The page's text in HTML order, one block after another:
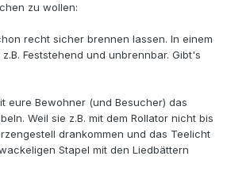
zu wollen:
recht sicher brennen lassen. In einem
Feststehend und unbrennbar. Gibt's
eure Bewohner (und Besucher) das
Weil sie z.B. mit dem Rollator nicht bis
drankommen und das Teelicht
Stapel mit den Liedbättern